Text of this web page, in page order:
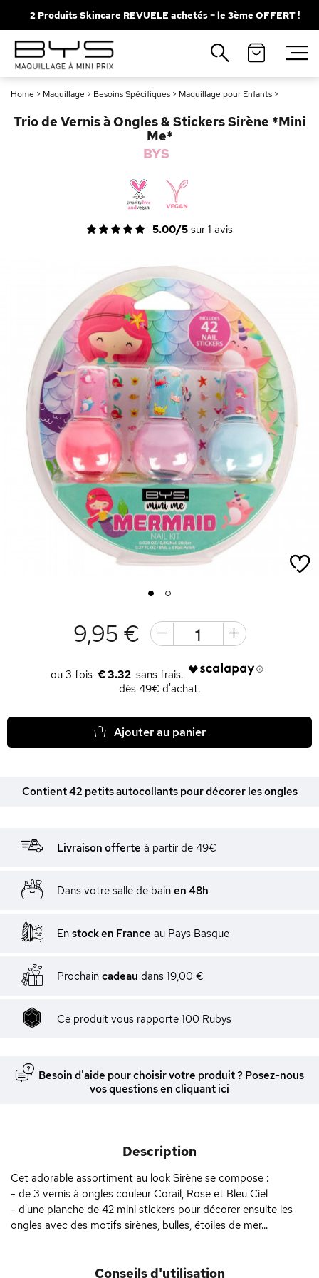
2 Produits Skincare REVUELE achetés = le 3ème OFFERT !
Home > Maquillage > Besoins Spécifiques > Maquillage pour Enfants >
Trio de Vernis à Ongles & Stickers Sirène *Mini
Me*
BYS
5.00/5 sur 1 avis
1 2
9,95 €
€ 3.32
dès 49€ d'achat.
Ajouter au panier
Contient 42 petits autocollants pour décorer les ongles
Livraison offerte à partir de 49€
Dans votre salle de bain en 48h
En stock en France au Pays Basque
Prochain cadeau dans 19,00 €
Ce produit vous rapporte 100 Rubys
Besoin d'aide pour choisir votre produit ? Posez-nous
vos questions en cliquant ici
Description
Cet adorable assortiment au look Sirène se compose :
- de 3 vernis à ongles couleur Corail, Rose et Bleu Ciel
- d'une planche de 42 mini stickers pour décorer ensuite les
ongles avec des motifs sirènes, bulles, étoiles de mer...
Conseils d'utilisation
Fermer
Recherches populaires
Mascara
Palette